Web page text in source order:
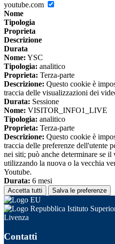
youtube.com
Nome
Tipologia
Proprieta
Descrizione
Durata
Nome: YSC
Tipologia: analitico
Proprieta: Terza-parte
Descrizione: Questo cookie è
traccia delle visualizzazioni dei
Durata: Sessione
Nome: VISITOR_INFO1_LIVE
Tipologia: analitico
Proprieta: Terza-parte
Descrizione: Questo cookie è
traccia delle preferenze dell'utente
nei siti; può anche determinare se il
utilizzando la nuova o la vecchia
Youtube.
Durata: 6 mesi
Accetta tutti Salva le preferenze
Istituto
Livenza
Contatti